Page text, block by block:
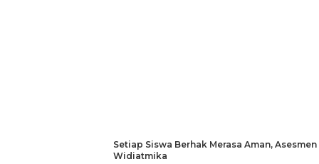
Setiap Siswa Berhak Merasa Aman,
Widiatmika